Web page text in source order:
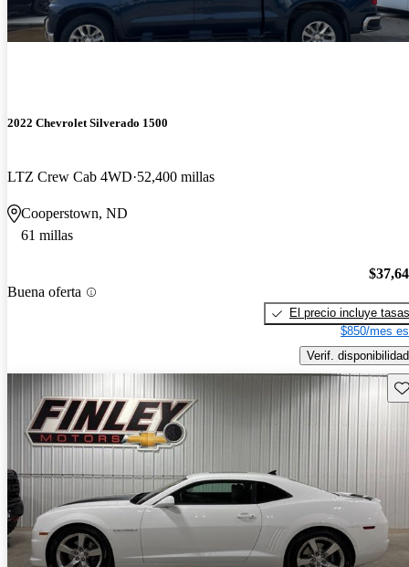
2022 Chevrolet Silverado 1500
LTZ Crew Cab 4WD 52,400 millas
Cooperstown, ND
61 millas
Buena oferta
El precio incluye tasas
$850/mes
Verif. disponibilidad